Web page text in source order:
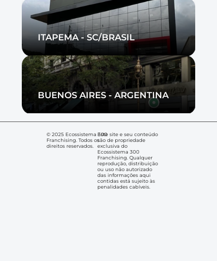
ITAPEMA - SC/BRASIL
BUENOS AIRES - ARGENTINA
© 2025 Ecossistema 300
Franchising. Todos os
direitos reservados.
Este site e seu conteúdo
são de propriedade
exclusiva do
Ecossistema 300
Franchising. Qualquer
reprodução, distribuição
ou uso não autorizado
das informações aqui
contidas está sujeito às
penalidades cabíveis.